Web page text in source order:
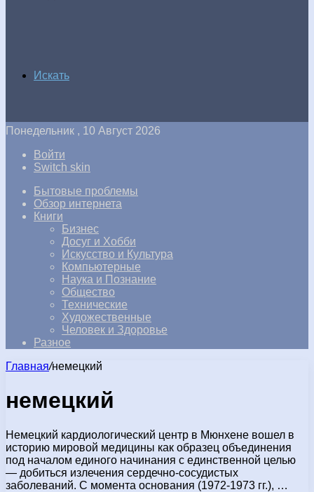
Искать
Понедельник , 10 Август 2026
Войти
Switch skin
Бытовые проблемы
Обзор интернета
Книги
Бизнес
Досуг и Хобби
Искусство и Культура
Компьютерные
Наука и Познание
Общество
Технические
Художественные
Человек и Здоровье
Разное
Главная/немецкий
немецкий
Немецкий кардиологический центр в Мюнхене вошел в
историю мировой медицины как образец объединения
под началом единого начинания с единственной целью
— добиться излечения сердечно-сосудистых
заболеваний. С момента основания (1972-1973 гг.), …